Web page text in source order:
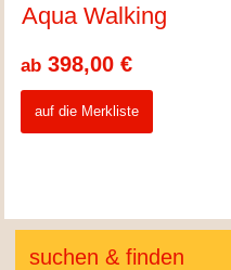
Aqua Walking
ab 398,00€
auf die Merkliste
suchen & finden